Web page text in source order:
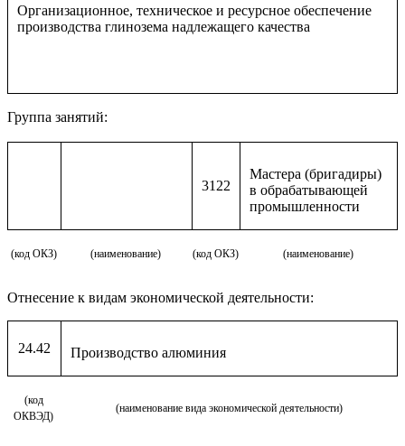
Организационное, техническое и ресурсное обеспечение
производства глинозема надлежащего качества
Группа занятий:
3122
Мастера (бригадиры)
в обрабатывающей
промышленности
(код ОКЗ) (наименование) (код ОКЗ) (наименование)
Отнесение к видам экономической деятельности:
24.42 Производство алюминия
(код
ОКВЭД)
(наименование вида экономической деятельности)